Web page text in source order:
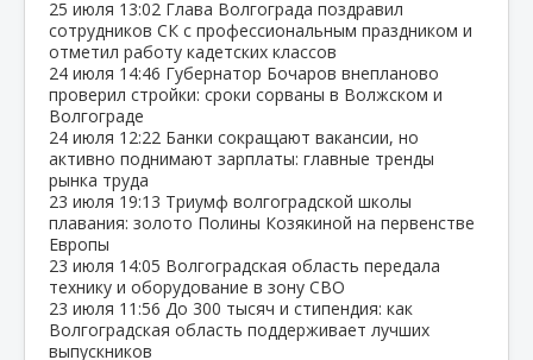
25 июля 13:02 Глава Волгограда поздравил
сотрудников СК с профессиональным праздником и
отметил работу кадетских классов
24 июля 14:46 Губернатор Бочаров внепланово
проверил стройки: сроки сорваны в Волжском и
Волгограде
24 июля 12:22 Банки сокращают вакансии, но
активно поднимают зарплаты: главные тренды
рынка труда
23 июля 19:13 Триумф волгоградской школы
плавания: золото Полины Козякиной на первенстве
Европы
23 июля 14:05 Волгоградская область передала
технику и оборудование в зону СВО
23 июля 11:56 До 300 тысяч и стипендия: как
Волгоградская область поддерживает лучших
выпускников